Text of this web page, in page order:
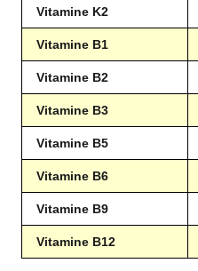
Vitamine K2
Vitamine B1
Vitamine B2
Vitamine B3
Vitamine B5
Vitamine B6
Vitamine B9
Vitamine B12